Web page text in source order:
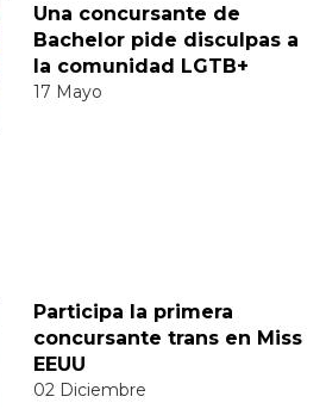
Una concursante de
Bachelor pide disculpas a
la comunidad LGTB+
17 Mayo
Participa la primera
concursante trans en Miss
EEUU
02 Diciembre